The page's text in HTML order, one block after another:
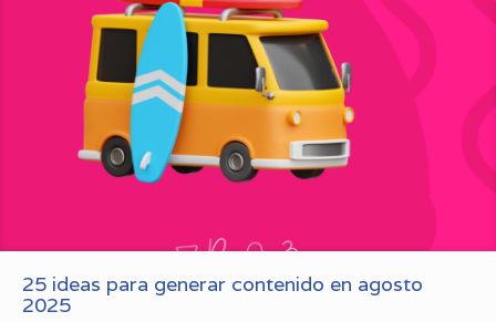
25 ideas para generar contenido en agosto
2025